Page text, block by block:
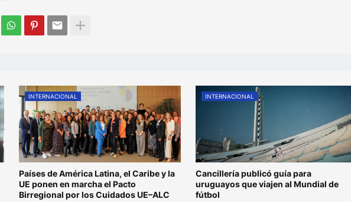
INTERNACIONAL
Países de América Latina, el Caribe y la
UE ponen en marcha el Pacto
Birregional por los Cuidados UE–ALC
INTERNACIONAL
Cancillería publicó guía para
uruguayos que viajen al Mundial de
fútbol